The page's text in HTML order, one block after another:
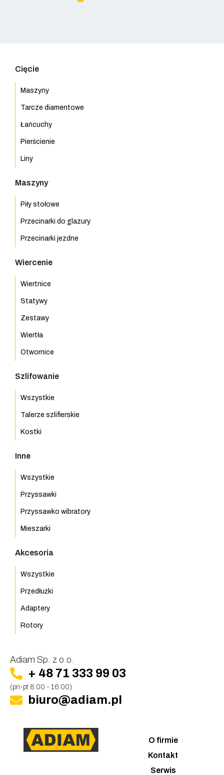
Cięcie
Maszyny
Tarcze diamentowe
Łańcuchy
Pierścienie
Liny
Maszyny
Piły stołowe
Przecinarki do glazury
Przecinarki jezdne
Wiercenie
Wiertnice
Statywy
Zestawy
Wiertła
Otwornice
Szlifowanie
Wszystkie
Talerze szlifierskie
Kostki
Inne
Wszystkie
Przyssawki
Przyssawko wibratory
Mieszarki
Akcesoria
Wszystkie
Przedłużki
Adaptery
Rotory
O firmie
Kontakt
Serwis
Adiam Sp. z o.o.
+ 48 71 333 99 03
(pn-pt 8:00 - 16:00)
biuro@adiam.pl